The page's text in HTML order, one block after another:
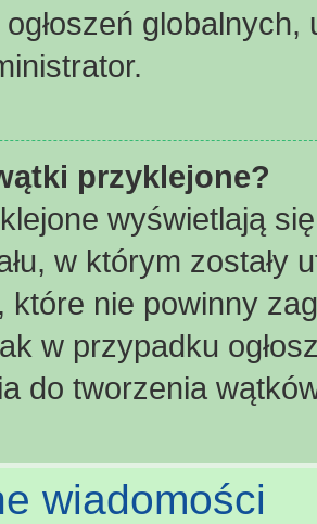
przyklejone?
wyświetlają
w którym zostały
które nie powinny
w przypadku
do tworzenia
wiadomości